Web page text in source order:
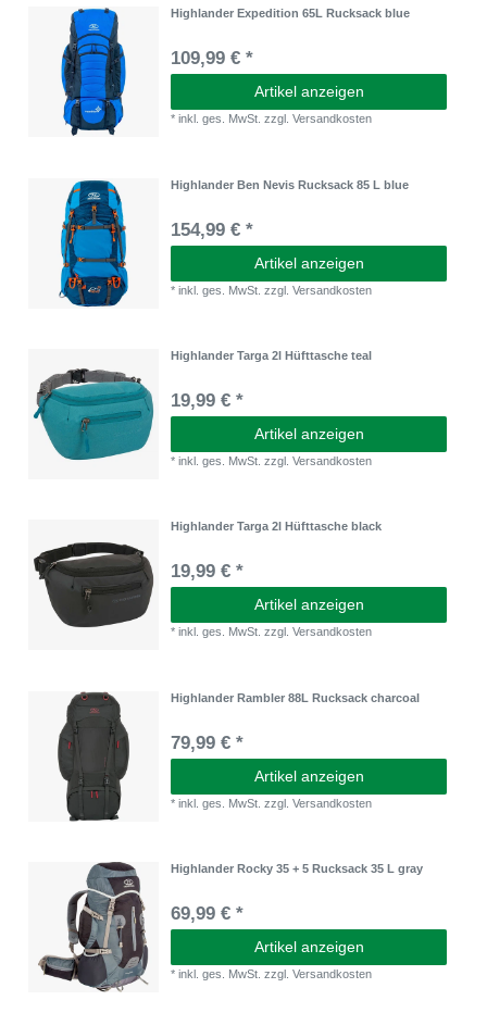
Highlander Expedition 65L Rucksack blue
109,99 € *
Artikel anzeigen
*inkl. ges. MwSt. zzgl.Versandkosten
Highlander Ben Nevis Rucksack 85 L blue
154,99 € *
Artikel anzeigen
*inkl. ges. MwSt. zzgl.Versandkosten
Highlander Targa 2l Hüfttasche teal
19,99 € *
Artikel anzeigen
*inkl. ges. MwSt. zzgl.Versandkosten
Highlander Targa 2l Hüfttasche black
19,99 € *
Artikel anzeigen
*inkl. ges. MwSt. zzgl.Versandkosten
Highlander Rambler 88L Rucksack charcoal
79,99 € *
Artikel anzeigen
*inkl. ges. MwSt. zzgl.Versandkosten
Highlander Rocky 35 + 5 Rucksack 35 L gray
69,99 € *
Artikel anzeigen
*inkl. ges. MwSt. zzgl.Versandkosten